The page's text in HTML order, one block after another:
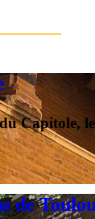
Capitole,
de